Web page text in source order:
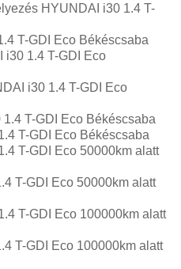
HYUNDAI i30 1.4 T-
T-GDI Eco Békéscsaba
i30 1.4 T-GDI Eco
i30 1.4 T-GDI Eco
T-GDI Eco Békéscsaba
T-GDI Eco Békéscsaba
T-GDI Eco 50000km alatt
T-GDI Eco 50000km alatt
T-GDI Eco 100000km alatt
T-GDI Eco 100000km alatt